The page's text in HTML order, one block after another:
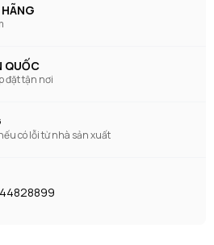
QUỐC
đặt tận nơi
có lỗi từ nhà sản xuất